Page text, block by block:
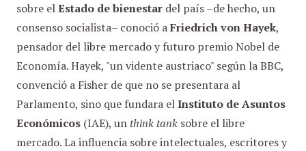
sobre elEstado de bienestar del país –de hecho, un
consenso socialista– conoció aFriedrich von Hayek,
pensador del libre mercado y futuro premio Nobel de
Economía. Hayek, "un vidente austriaco" según la BBC,
convenció a Fisher de que no se presentara al
Parlamento, sino que fundara elInstituto de Asuntos
Económicos (IAE), un think tank sobre el libre
mercado. La influencia sobre intelectuales, escritores y